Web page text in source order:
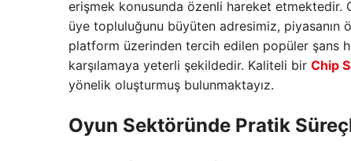
erişmek konusunda özenli hareket etmektedir.
üye topluluğunu büyüten adresimiz, piyasanın
platform üzerinden tercih edilen popüler şans
karşılamaya yeterli şekildedir. Kaliteli bir Chip
yönelik oluşturmuş bulunmaktayız.
Oyun Sektöründe Pratik